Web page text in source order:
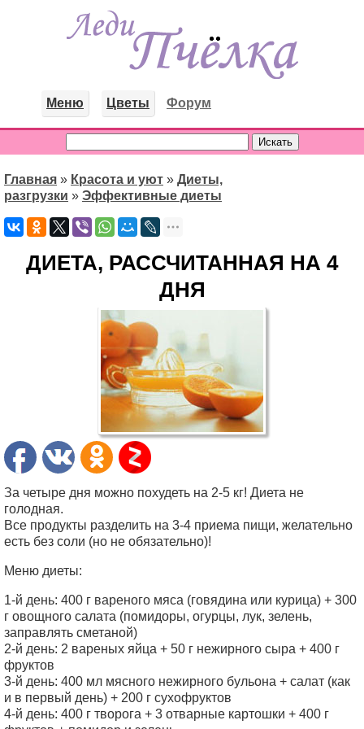
Меню Цветы Форум
Главная » Красота и уют » Диеты,
разгрузки » Эффективные диеты
ДИЕТА, РАССЧИТАННАЯ НА 4
ДНЯ
За четыре дня можно похудеть на 2-5 кг! Диета не
голодная.
Все продукты разделить на 3-4 приема пищи, желательно
есть без соли (но не обязательно)!
Меню диеты:
1-й день: 400 г вареного мяса (говядина или курица) + 300
г овощного салата (помидоры, огурцы, лук, зелень,
заправлять сметаной)
2-й день: 2 вареных яйца + 50 г нежирного сыра + 400 г
фруктов
3-й день: 400 мл мясного нежирного бульона + салат (как
и в первый день) + 200 г сухофруктов
4-й день: 400 г творога + 3 отварные картошки + 400 г